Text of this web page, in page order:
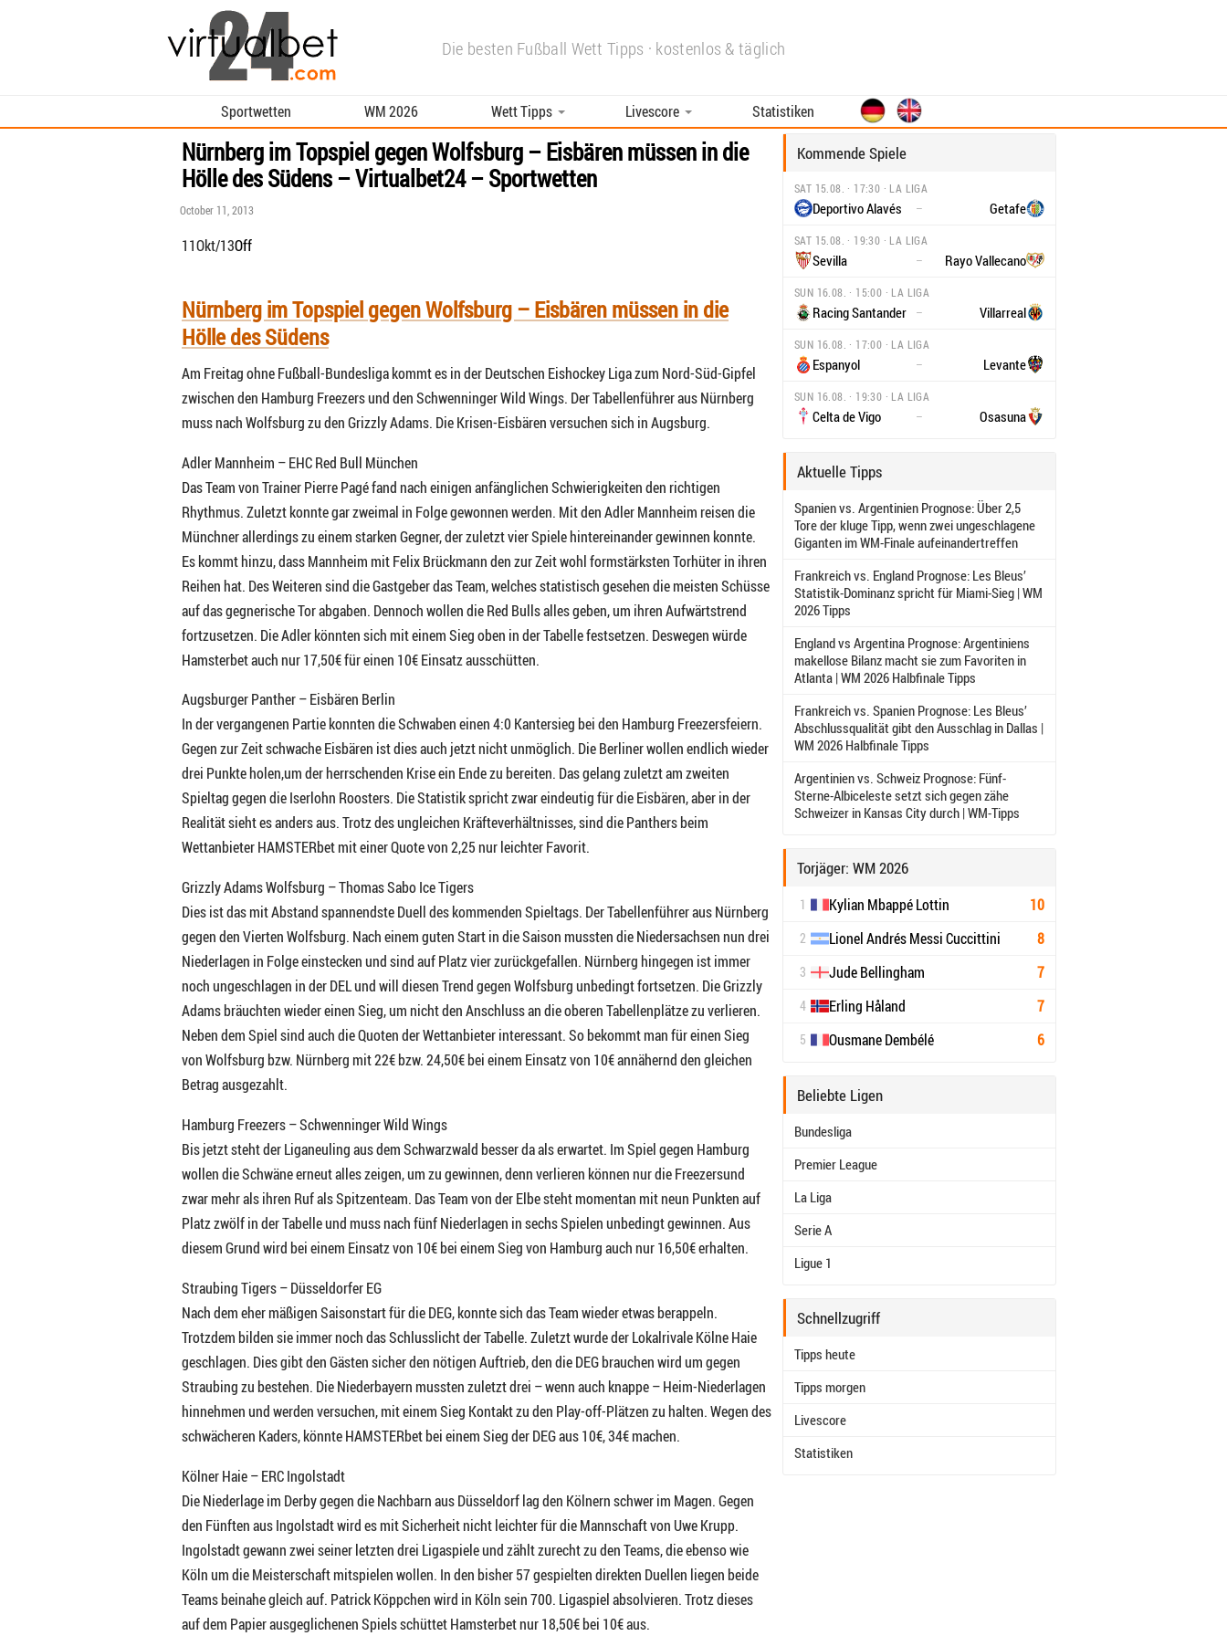
Die besten Fußball Wett Tipps · kostenlos & täglich
Sportwetten WM 2026 Wett Tipps Livescore Statistiken
Sportwetten
WM 2026
Wett Tipps
Nürnberg im Topspiel gegen Wolfsburg – Eisbären müssen in die
Hölle des Südens – Virtualbet24 – Sportwetten
October 11, 2013
11Okt/13Off
Nürnberg im Topspiel gegen Wolfsburg – Eisbären müssen in die
Hölle des Südens
Am Freitag ohne Fußball-Bundesliga kommt es in der Deutschen Eishockey Liga zum Nord-Süd-Gipfel
zwischen den Hamburg Freezers und den Schwenninger Wild Wings. Der Tabellenführer aus Nürnberg
muss nach Wolfsburg zu den Grizzly Adams. Die Krisen-Eisbären versuchen sich in Augsburg.
Adler Mannheim – EHC Red Bull München
Das Team von Trainer Pierre Pagé fand nach einigen anfänglichen Schwierigkeiten den richtigen
Rhythmus. Zuletzt konnte gar zweimal in Folge gewonnen werden. Mit den Adler Mannheim reisen die
Münchner allerdings zu einem starken Gegner, der zuletzt vier Spiele hintereinander gewinnen konnte.
Es kommt hinzu, dass Mannheim mit Felix Brückmann den zur Zeit wohl formstärksten Torhüter in ihren
Reihen hat. Des Weiteren sind die Gastgeber das Team, welches statistisch gesehen die meisten Schüsse
auf das gegnerische Tor abgaben. Dennoch wollen die Red Bulls alles geben, um ihren Aufwärtstrend
fortzusetzen. Die Adler könnten sich mit einem Sieg oben in der Tabelle festsetzen. Deswegen würde
Hamsterbet auch nur 17,50€ für einen 10€ Einsatz ausschütten.
Augsburger Panther – Eisbären Berlin
In der vergangenen Partie konnten die Schwaben einen 4:0 Kantersieg bei den Hamburg Freezersfeiern.
Gegen zur Zeit schwache Eisbären ist dies auch jetzt nicht unmöglich. Die Berliner wollen endlich wieder
drei Punkte holen,um der herrschenden Krise ein Ende zu bereiten. Das gelang zuletzt am zweiten
Spieltag gegen die Iserlohn Roosters. Die Statistik spricht zwar eindeutig für die Eisbären, aber in der
Realität sieht es anders aus. Trotz des ungleichen Kräfteverhältnisses, sind die Panthers beim
Wettanbieter HAMSTERbet mit einer Quote von 2,25 nur leichter Favorit.
Grizzly Adams Wolfsburg – Thomas Sabo Ice Tigers
Dies ist das mit Abstand spannendste Duell des kommenden Spieltags. Der Tabellenführer aus Nürnberg
gegen den Vierten Wolfsburg. Nach einem guten Start in die Saison mussten die Niedersachsen nun drei
Niederlagen in Folge einstecken und sind auf Platz vier zurückgefallen. Nürnberg hingegen ist immer
noch ungeschlagen in der DEL und will diesen Trend gegen Wolfsburg unbedingt fortsetzen. Die Grizzly
Adams bräuchten wieder einen Sieg, um nicht den Anschluss an die oberen Tabellenplätze zu verlieren.
Neben dem Spiel sind auch die Quoten der Wettanbieter interessant. So bekommt man für einen Sieg
von Wolfsburg bzw. Nürnberg mit 22€ bzw. 24,50€ bei einem Einsatz von 10€ annähernd den gleichen
Betrag ausgezahlt.
Hamburg Freezers – Schwenninger Wild Wings
Bis jetzt steht der Liganeuling aus dem Schwarzwald besser da als erwartet. Im Spiel gegen Hamburg
wollen die Schwäne erneut alles zeigen, um zu gewinnen, denn verlieren können nur die Freezersund
zwar mehr als ihren Ruf als Spitzenteam. Das Team von der Elbe steht momentan mit neun Punkten auf
Platz zwölf in der Tabelle und muss nach fünf Niederlagen in sechs Spielen unbedingt gewinnen. Aus
diesem Grund wird bei einem Einsatz von 10€ bei einem Sieg von Hamburg auch nur 16,50€ erhalten.
Straubing Tigers – Düsseldorfer EG
Nach dem eher mäßigen Saisonstart für die DEG, konnte sich das Team wieder etwas berappeln.
Trotzdem bilden sie immer noch das Schlusslicht der Tabelle. Zuletzt wurde der Lokalrivale Kölne Haie
geschlagen. Dies gibt den Gästen sicher den nötigen Auftrieb, den die DEG brauchen wird um gegen
Straubing zu bestehen. Die Niederbayern mussten zuletzt drei – wenn auch knappe – Heim-Niederlagen
hinnehmen und werden versuchen, mit einem Sieg Kontakt zu den Play-off-Plätzen zu halten. Wegen des
schwächeren Kaders, könnte HAMSTERbet bei einem Sieg der DEG aus 10€, 34€ machen.
Kölner Haie – ERC Ingolstadt
Die Niederlage im Derby gegen die Nachbarn aus Düsseldorf lag den Kölnern schwer im Magen. Gegen
den Fünften aus Ingolstadt wird es mit Sicherheit nicht leichter für die Mannschaft von Uwe Krupp.
Ingolstadt gewann zwei seiner letzten drei Ligaspiele und zählt zurecht zu den Teams, die ebenso wie
Köln um die Meisterschaft mitspielen wollen. In den bisher 57 gespielten direkten Duellen liegen beide
Teams beinahe gleich auf. Patrick Köppchen wird in Köln sein 700. Ligaspiel absolvieren. Trotz dieses
auf dem Papier ausgeglichenen Spiels schüttet Hamsterbet nur 18,50€ bei 10€ aus.
Kommende Spiele
SAT 15.08. · 17:30 · LA LIGA
Deportivo Alavés – Getafe
SAT 15.08. · 19:30 · LA LIGA
Sevilla – Rayo Vallecano
SUN 16.08. · 15:00 · LA LIGA
Racing Santander – Villarreal
SUN 16.08. · 17:00 · LA LIGA
Espanyol – Levante
SUN 16.08. · 19:30 · LA LIGA
Celta de Vigo – Osasuna
Aktuelle Tipps
Spanien vs. Argentinien Prognose: Über 2,5
Tore der kluge Tipp, wenn zwei ungeschlagene
Giganten im WM-Finale aufeinandertreffen
Frankreich vs. England Prognose: Les Bleus’
Statistik-Dominanz spricht für Miami-Sieg | WM
2026 Tipps
England vs Argentina Prognose: Argentiniens
makellose Bilanz macht sie zum Favoriten in
Atlanta | WM 2026 Halbfinale Tipps
Frankreich vs. Spanien Prognose: Les Bleus’
Abschlussqualität gibt den Ausschlag in Dallas |
WM 2026 Halbfinale Tipps
Argentinien vs. Schweiz Prognose: Fünf-
Sterne-Albiceleste setzt sich gegen zähe
Schweizer in Kansas City durch | WM-Tipps
Torjäger: WM 2026
1 Kylian Mbappé Lottin 10
2 Lionel Andrés Messi Cuccittini 8
3 Jude Bellingham 7
4 Erling Håland 7
5 Ousmane Dembélé 6
Beliebte Ligen
Bundesliga
Premier League
La Liga
Serie A
Ligue 1
Schnellzugriff
Tipps heute
Tipps morgen
Livescore
Statistiken